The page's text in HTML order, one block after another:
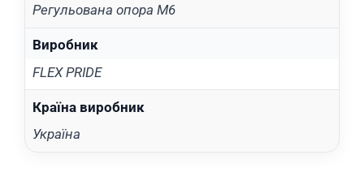
Регульована опора М6
Виробник
FLEX PRIDE
Країна виробник
Україна